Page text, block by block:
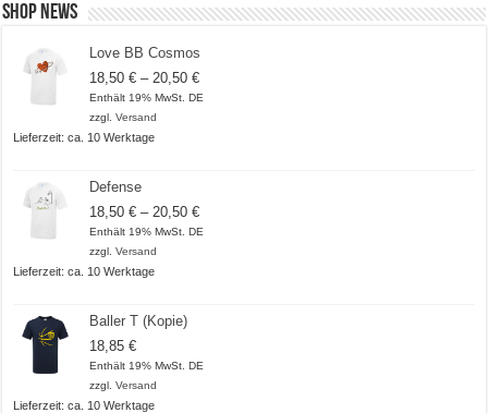
Shop News
Love BB Cosmos
18,50€ – 20,50€Preisspanne:
18,50 €
Enthält 19% MwSt. DE
zzgl.Versand
Lieferzeit: ca. 10 Werktage
Defense
18,50€ – 20,50€Preisspanne:
18,50 €
Enthält 19% MwSt. DE
zzgl.Versand
Lieferzeit: ca. 10 Werktage
Baller T (Kopie)
18,85€
Enthält 19% MwSt. DE
zzgl.Versand
Lieferzeit: ca. 10 Werktage